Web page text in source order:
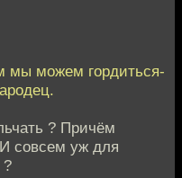
мы можем гордиться-
? Причём
совсем уж для
?